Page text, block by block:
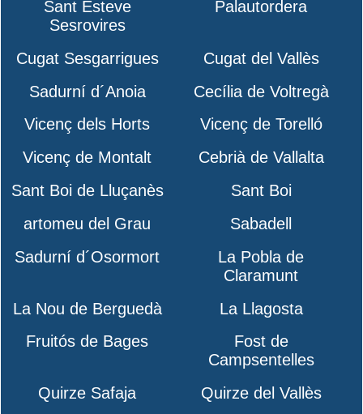
Sant Esteve
Sesrovires
Palautordera
Cugat Sesgarrigues
Cugat del Vallès
Sadurní d´Anoia
Cecília de Voltregà
Vicenç dels Horts
Vicenç de Torelló
Vicenç de Montalt
Cebrià de Vallalta
Sant Boi de Lluçanès
Sant Boi
artomeu del Grau
Sabadell
Sadurní d´Osormort
La Pobla de
Claramunt
La Nou de Berguedà
La Llagosta
Fruitós de Bages
Fost de
Campsentelles
Quirze Safaja
Quirze del Vallès